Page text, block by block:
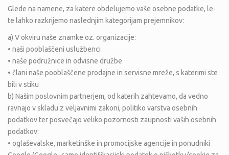
Glede na namene, za katere obdelujemo vaše osebne podatke, le-
te lahko razkrijemo naslednjim kategorijam prejemnikov:
a) V okviru naše znamke oz. organizacije:
• naši pooblaščeni uslužbenci
• naše podružnice in odvisne družbe
• člani naše pooblaščene prodajne in servisne mreže, s katerimi ste
bili v stiku
b) Našim poslovnim partnerjem, od katerih zahtevamo, da vedno
ravnajo v skladu z veljavnimi zakoni, politiko varstva osebnih
podatkov ter posvečajo veliko pozornosti zaupnosti vaših osebnih
podatkov:
• oglaševalske, marketinške in promocijske agencije in ponudniki